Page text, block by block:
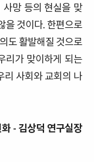
사망 등의 현실을 맞
을 것이다. 한편으로
도 활발해질 것으로
리가 맞이하게 되는
리 사회와 교회의 나
- 김상덕 연구실장